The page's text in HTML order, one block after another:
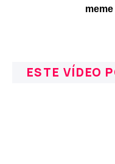
meme
ESTE VÍDEO